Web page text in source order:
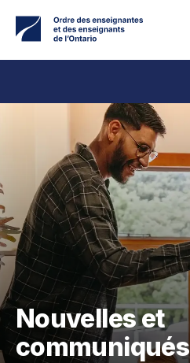
contenu
Nouvelles et
communiqués